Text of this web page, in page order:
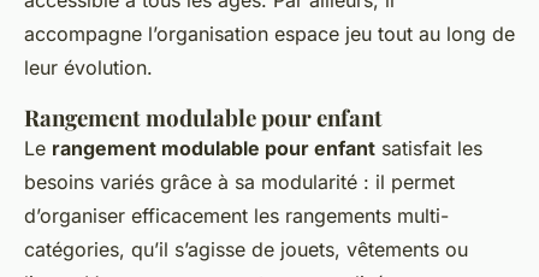
accompagne l’organisation espace jeu tout au long de
leur évolution.
Rangement modulable pour enfant
Le rangement modulable pour enfant satisfait les
besoins variés grâce à sa modularité : il permet
d’organiser efficacement les rangements multi-
catégories, qu’il s’agisse de jouets, vêtements ou